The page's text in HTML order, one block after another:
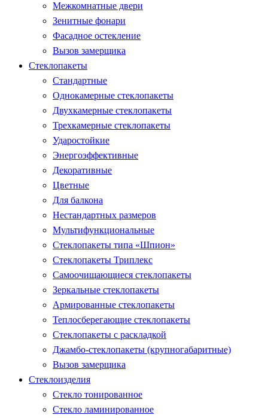
Межкомнатные двери
Зенитные фонари
Фасадное остекление
Вызов замерщика
Стеклопакеты
Стандартные
Однокамерные стеклопакеты
Двухкамерные стеклопакеты
Трехкамерные стеклопакеты
Ударостойкие
Энергоэффективные
Декоративные
Цветные
Для балкона
Нестандартных размеров
Мультифункциональные
Стеклопакеты типа «Шпион»
Стеклопакеты Триплекс
Самоочищающиеся стеклопакеты
Зеркальные стеклопакеты
Армированные стеклопакеты
Теплосберегающие стеклопакеты
Стеклопакеты с раскладкой
Джамбо-стеклопакеты (крупногабаритные)
Вызов замерщика
Стеклоизделия
Стекло тонированное
Стекло ламинированное